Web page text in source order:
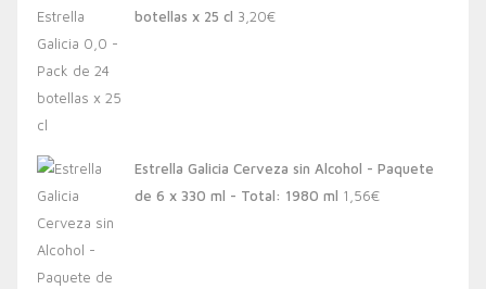
botellas x 25 cl 3,20€
Estrella Galicia Cerveza sin Alcohol - Paquete
de 6 x 330 ml - Total: 1980 ml 1,56€